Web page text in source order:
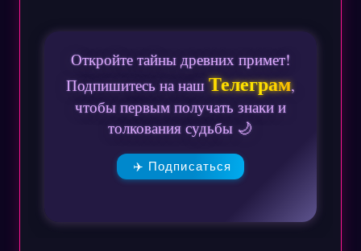
Откройте тайны древних примет!
Подпишитесь на нашТелеграм,
чтобы первым получать знаки и
толкования судьбы 🌙
✈️ Подписаться